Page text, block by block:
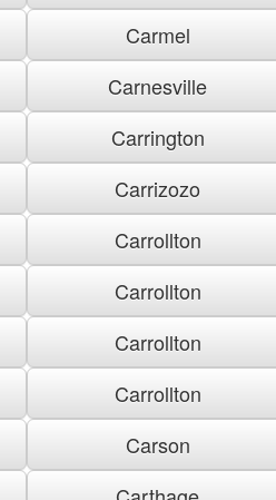
Carmel
Carnesville
Carrington
Carrizozo
Carrollton
Carrollton
Carrollton
Carrollton
Carson